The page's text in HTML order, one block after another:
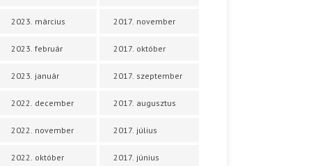
2023. március
2023. február
2023. január
2022. december
2022. november
2022. október
2017. november
2017. október
2017. szeptember
2017. augusztus
2017. július
2017. június